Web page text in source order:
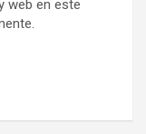
web en este